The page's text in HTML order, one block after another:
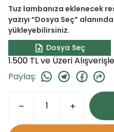
Tuz lambanıza eklenecek
yazıyı “Dosya Seç”
yükleyebilirsiniz.
Dosya Seç
1.500 TL ve Üzeri
Paylaş: